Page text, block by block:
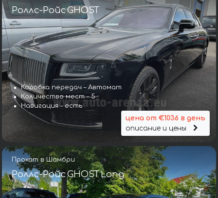
Роллс-Ройс GHOST
Коробка передач – Автомат
Количество мест – 5
Навигация – есть
цена от €1036 в день
описание и цены
Прокат в Шамбри
Роллс-Ройс GHOST Long